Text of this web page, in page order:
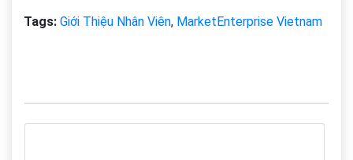
Tags: Giới Thiệu Nhân Viên, MarketEnterprise Vietnam